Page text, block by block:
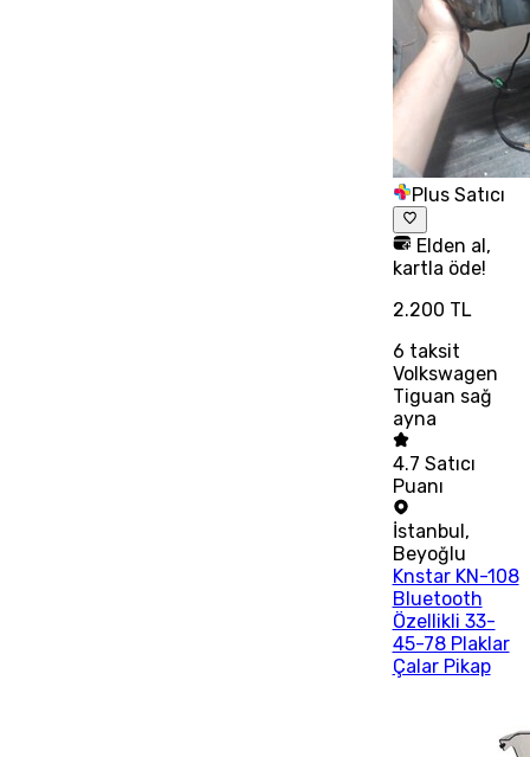
Plus Satıcı
Elden al,
kartla öde!
2.200 TL
6 taksit
Volkswagen
Tiguan sağ
ayna
4.7 Satıcı
Puanı
İstanbul,
Beyoğlu
Knstar KN-108
Bluetooth
Özellikli 33-
45-78 Plaklar
Çalar Pikap